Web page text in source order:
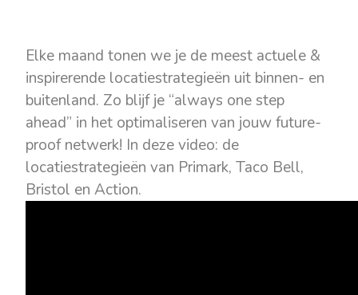
Elke maand tonen we je de meest actuele &
inspirerende locatiestrategieën uit binnen- en
buitenland. Zo blijf je “always one step
ahead” in het optimaliseren van jouw future-
proof netwerk! In deze video: de
locatiestrategieën van Primark, Taco Bell,
Bristol en Action.